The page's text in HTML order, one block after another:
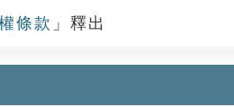
條款 」釋出